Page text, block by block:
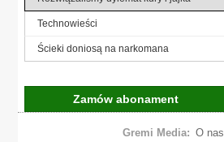
Technowieści
Ścieki doniosą na narkomana
Zamów abonament
Gremi Media: O nas